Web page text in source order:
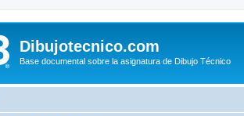
Dibujotecnico.com
Base documental sobre la asignatura de Dibujo Técnico